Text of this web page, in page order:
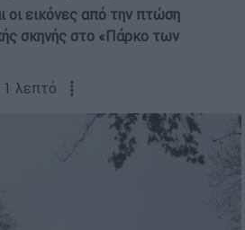
οι εικόνες από την πτώση
σκηνής στο «Πάρκο των
1 λεπτό ┋